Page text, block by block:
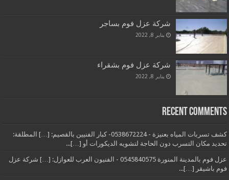
شركة عزل فوم بساجر
يناير 8, 2022
شركة عزل فوم بشقراء
يناير 8, 2022
Recent Comments
كشف تسربات المياه بعنيزة - 0538672224- كبار الفنيين بالقصيم: […] المطلقة:
تحديد مكان التسرب دون الحاجة لتشويه الديكورات أو […]...
عزل فوم بالمدينة المنورة 0545840575 - الفنيون العرب للعوازل: […] شركة عزل
فوم باشيقر […]...